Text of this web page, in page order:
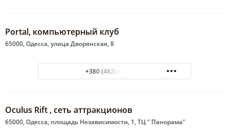
Portal, компьютерный клуб
65000, Одесса, улица Дворянская, 8
+380 (482) 49?69?30
Oculus Rift , сеть аттракционов
65000, Одесса, площадь Независимости, 1, ТЦ " Панорама"